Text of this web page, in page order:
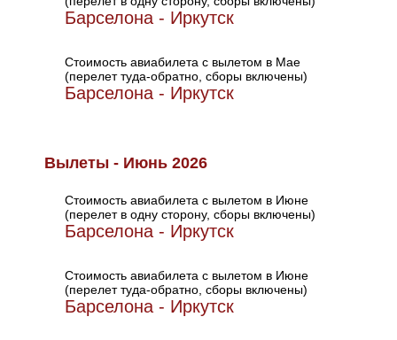
Барселона - Иркутск
Стоимость авиабилета с вылетом в Мае
(перелет туда-обратно, сборы включены)
Барселона - Иркутск
Вылеты - Июнь 2026
Стоимость авиабилета с вылетом в Июне
(перелет в одну сторону, сборы включены)
Барселона - Иркутск
Стоимость авиабилета с вылетом в Июне
(перелет туда-обратно, сборы включены)
Барселона - Иркутск